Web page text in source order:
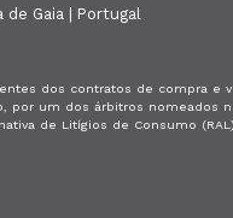
de Gaia | Portugal
dos contratos de compra e
por um dos árbitros nomeados
de Litígios de Consumo